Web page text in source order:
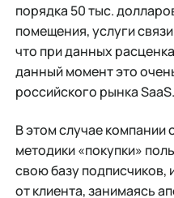
порядка 50 тыс.
помещения, услуги
что при данных
данный момент это
российского рынка SaaS.
В этом случае компании
методики «покупки»
свою базу подписчиков,
от клиента, занимаясь